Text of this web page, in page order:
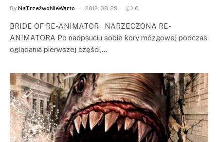
By NaTrzeźwoNieWarto 2012-08-29 0
BRIDE OF RE-ANIMATOR – NARZECZONA RE-
ANIMATORA Po nadpsuciu sobie kory mózgowej podczas
oglądania pierwszej części,…